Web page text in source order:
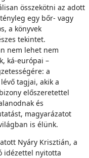
összekötni az adott
egy bőr- vagy
a könyvek
tekintet.
nem lehet nem
ká-európai –
a
tagjai, akik a
előszeretettel
és
magyarázatot
is élünk.
Nyáry Krisztián, a
idézettel nyitotta